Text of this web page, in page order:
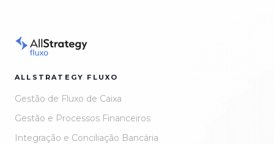
ALLSTRATEGY FLUXO
Gestão de Fluxo de Caixa
Gestão e Processos Financeiros
Integração e Conciliação Bancária